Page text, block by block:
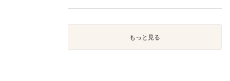
もっと見る